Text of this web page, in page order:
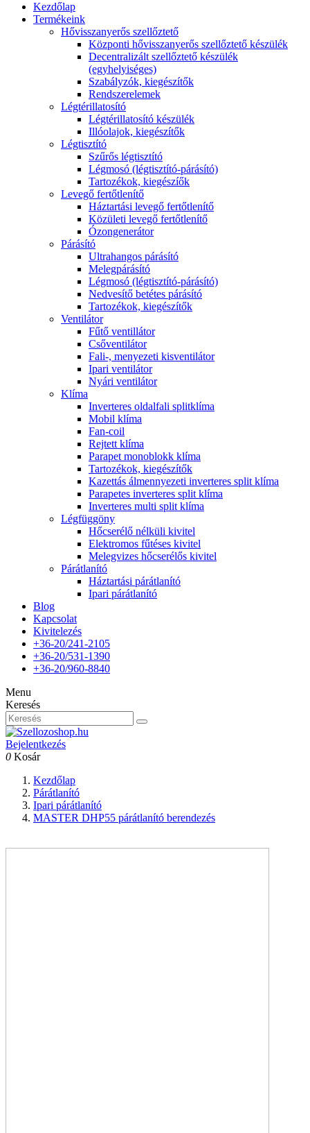
Kezdőlap
Termékeink
Hővisszanyerős szellőztető
Központi hővisszanyerős szellőztető készülék
Decentralizált szellőztető készülék
(egyhelyiséges)
Szabályzók, kiegészítők
Rendszerelemek
Légtérillatosító
Légtérillatosító készülék
Illóolajok, kiegészítők
Légtisztító
Szűrős légtisztító
Légmosó (légtisztító-párásító)
Tartozékok, kiegészíők
Levegő fertőtlenítő
Háztartási levegő fertőtlenítő
Közületi levegő fertőtlenítő
Ózongenerátor
Párásító
Ultrahangos párásító
Melegpárásító
Légmosó (légtisztító-párásító)
Nedvesítő betétes párásító
Tartozékok, kiegészítők
Ventilátor
Fűtő ventillátor
Csőventilátor
Fali-, menyezeti kisventilátor
Ipari ventilátor
Nyári ventilátor
Klíma
Inverteres oldalfali splitklíma
Mobil klíma
Fan-coil
Rejtett klíma
Parapet monoblokk klíma
Tartozékok, kiegészítők
Kazettás álmennyezeti inverteres split klíma
Parapetes inverteres split klíma
Inverteres multi split klíma
Légfüggöny
Hőcserélő nélküli kivitel
Elektromos fűtéses kivitel
Melegvizes hőcserélős kivitel
Párátlanító
Háztartási párátlanító
Ipari párátlanító
Blog
Kapcsolat
Kivitelezés
+36-20/241-2105
+36-20/531-1390
+36-20/960-8840
Menu
Keresés
Bejelentkezés
0 Kosár
Kezdőlap
Párátlanító
Ipari párátlanító
MASTER DHP55 párátlanító berendezés